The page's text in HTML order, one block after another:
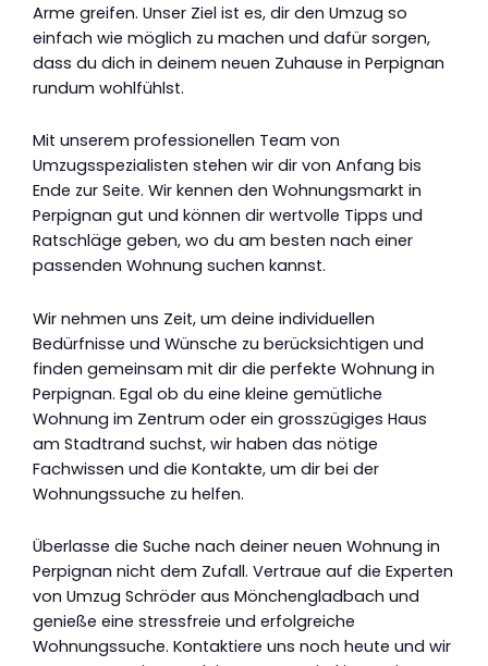
Arme greifen. Unser Ziel ist es, dir den Umzug so
einfach wie möglich zu machen und dafür sorgen,
dass du dich in deinem neuen Zuhause in Perpignan
rundum wohlfühlst.
Mit unserem professionellen Team von
Umzugsspezialisten stehen wir dir von Anfang bis
Ende zur Seite. Wir kennen den Wohnungsmarkt in
Perpignan gut und können dir wertvolle Tipps und
Ratschläge geben, wo du am besten nach einer
passenden Wohnung suchen kannst.
Wir nehmen uns Zeit, um deine individuellen
Bedürfnisse und Wünsche zu berücksichtigen und
finden gemeinsam mit dir die perfekte Wohnung in
Perpignan. Egal ob du eine kleine gemütliche
Wohnung im Zentrum oder ein grosszügiges Haus
am Stadtrand suchst, wir haben das nötige
Fachwissen und die Kontakte, um dir bei der
Wohnungssuche zu helfen.
Überlasse die Suche nach deiner neuen Wohnung in
Perpignan nicht dem Zufall. Vertraue auf die Experten
von Umzug Schröder aus Mönchengladbach und
genieße eine stressfreie und erfolgreiche
Wohnungssuche. Kontaktiere uns noch heute und wir